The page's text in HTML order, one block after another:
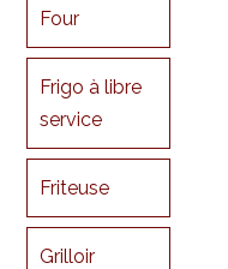
Four
Frigo à libre
service
Friteuse
Grilloir